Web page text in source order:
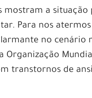
mostram a
Para nos
no cenário
Organização
transtornos de